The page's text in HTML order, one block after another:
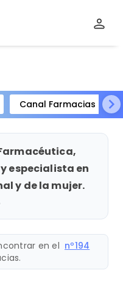
Canal Farmacias
especialista en
y de la mujer.
en el nº194